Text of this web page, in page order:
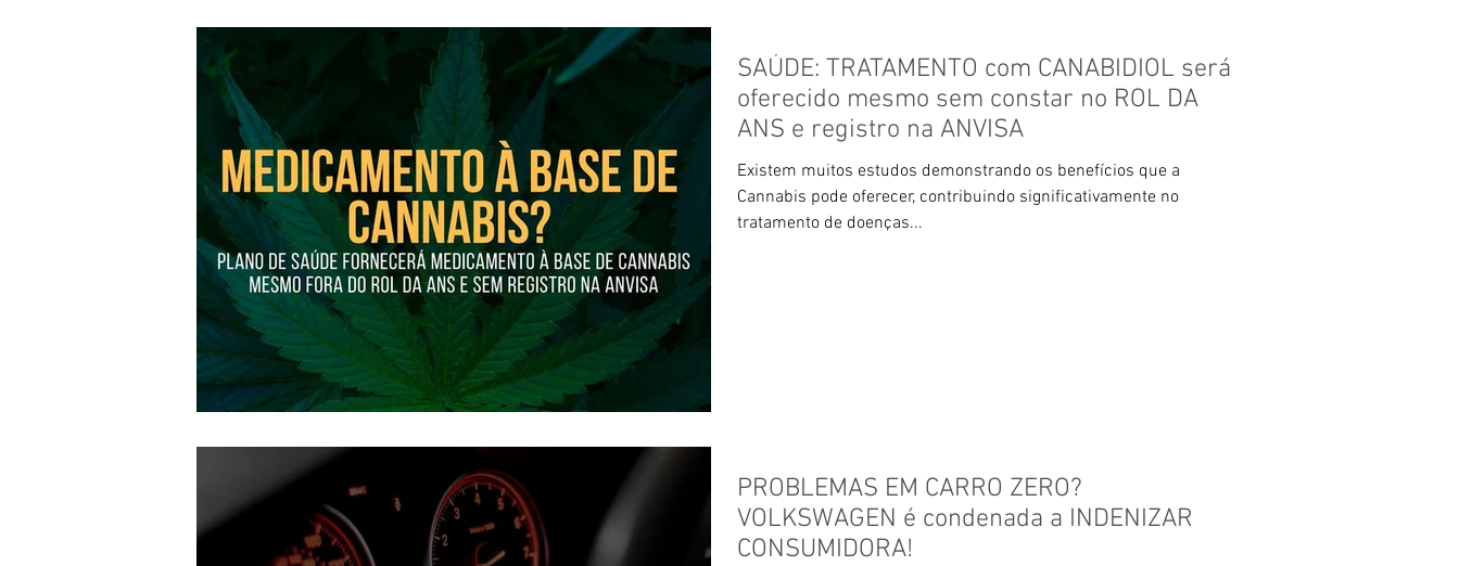
SAÚDE: TRATAMENTO com CANABIDIOL será
oferecido mesmo sem constar no ROL DA
ANS e registro na ANVISA
Existem muitos estudos demonstrando os benefícios que a
Cannabis pode oferecer, contribuindo significativamente no
tratamento de doenças...
PROBLEMAS EM CARRO ZERO?
VOLKSWAGEN é condenada a INDENIZAR
CONSUMIDORA!